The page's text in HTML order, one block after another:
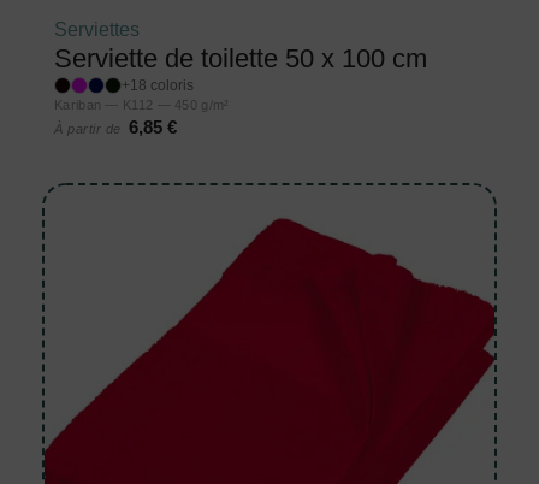
Serviettes
Serviette de toilette 50 x 100 cm
+18 coloris
Kariban — K112 — 450 g/m²
À partir de
6,85 €